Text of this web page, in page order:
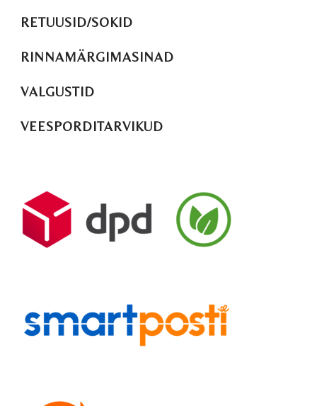
RETUUSID/SOKID
RINNAMÄRGIMASINAD
VALGUSTID
VEESPORDITARVIKUD